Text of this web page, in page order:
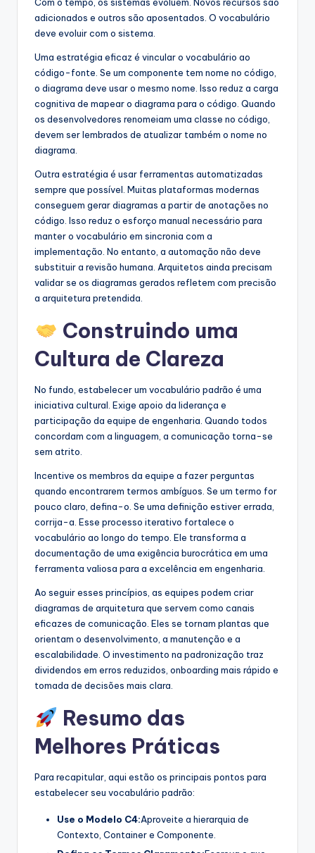
adicionados e outros são aposentados. O vocabulário
deve evoluir com o sistema.
Uma estratégia eficaz é vincular o vocabulário ao
código-fonte. Se um componente tem nome no código,
o diagrama deve usar o mesmo nome. Isso reduz a carga
cognitiva de mapear o diagrama para o código. Quando
os desenvolvedores renomeiam uma classe no código,
devem ser lembrados de atualizar também o nome no
diagrama.
Outra estratégia é usar ferramentas automatizadas
sempre que possível. Muitas plataformas modernas
conseguem gerar diagramas a partir de anotações no
código. Isso reduz o esforço manual necessário para
manter o vocabulário em sincronia com a
implementação. No entanto, a automação não deve
substituir a revisão humana. Arquitetos ainda precisam
validar se os diagramas gerados refletem com precisão
a arquitetura pretendida.
Construindo uma
Cultura de Clareza
No fundo, estabelecer um vocabulário padrão é uma
iniciativa cultural. Exige apoio da liderança e
participação da equipe de engenharia. Quando todos
concordam com a linguagem, a comunicação torna-se
sem atrito.
Incentive os membros da equipe a fazer perguntas
quando encontrarem termos ambíguos. Se um termo for
pouco claro, defina-o. Se uma definição estiver errada,
corrija-a. Esse processo iterativo fortalece o
vocabulário ao longo do tempo. Ele transforma a
documentação de uma exigência burocrática em uma
ferramenta valiosa para a excelência em engenharia.
Ao seguir esses princípios, as equipes podem criar
diagramas de arquitetura que servem como canais
eficazes de comunicação. Eles se tornam plantas que
orientam o desenvolvimento, a manutenção e a
escalabilidade. O investimento na padronização traz
dividendos em erros reduzidos, onboarding mais rápido e
tomada de decisões mais clara.
Resumo das
Melhores Práticas
Para recapitular, aqui estão os principais pontos para
estabelecer seu vocabulário padrão:
Use o Modelo C4:Aproveite a hierarquia de
Contexto, Container e Componente.